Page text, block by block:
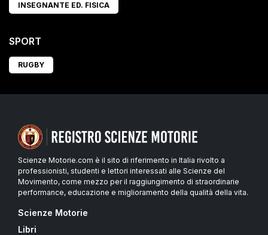
INSEGNANTE ED. FISICA
SPORT
RUGBY
Scienze Motorie.com è il sito di riferimento in Italia rivolto a
professionisti, studenti e lettori interessati alle Scienze del
Movimento, come mezzo per il raggiungimento di straordinarie
performance, educazione e miglioramento della qualità della vita.
Scienze Motorie
Libri